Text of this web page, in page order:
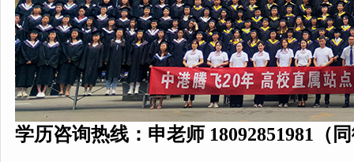
学历咨询热线：申老师 18092851981（